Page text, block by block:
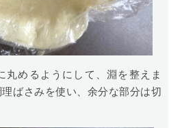
丸めるようにして、淵を整えま
ばさみを使い、余分な部分は切